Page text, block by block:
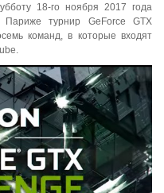
18-го ноября 2017 года
турнир GeForce GTX
команд, в которые входят